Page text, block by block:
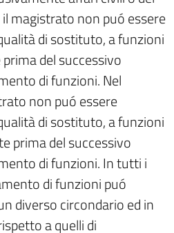
magistrato non puó essere
di sostituto, a funzioni
del successivo
di funzioni. Nel
non puó essere
di sostituto, a funzioni
prima del successivo
di funzioni. In tutti i
di funzioni puó
diverso circondario ed in
a quelli di